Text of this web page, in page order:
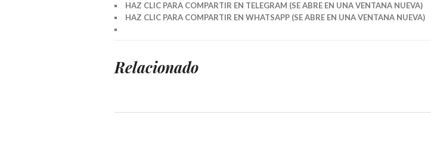
HAZ CLIC PARA COMPARTIR EN TELEGRAM (SE ABRE EN UNA VENTANA NUEVA)
HAZ CLIC PARA COMPARTIR EN WHATSAPP (SE ABRE EN UNA VENTANA NUEVA)
Relacionado